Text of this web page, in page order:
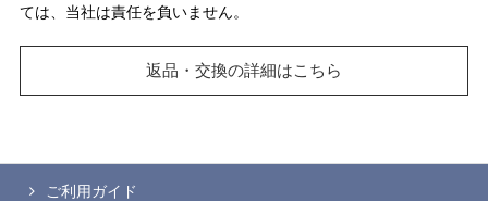
ては、当社は責任を負いません。
返品・交換の詳細はこちら
ご利用ガイド